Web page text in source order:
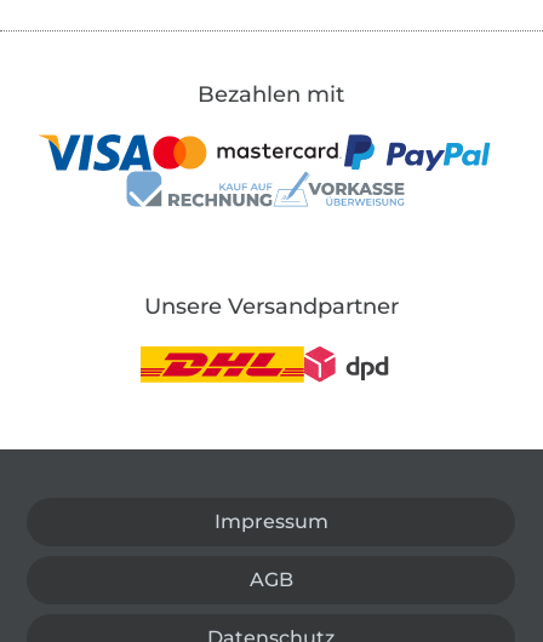
Bezahlen mit
Unsere Versandpartner
Impressum
AGB